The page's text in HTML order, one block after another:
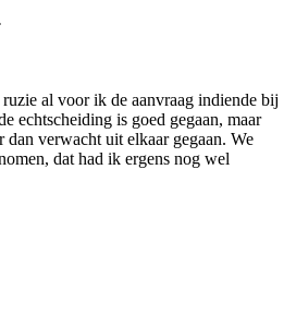
al voor ik de aanvraag indiende bij
echtscheiding is goed gegaan, maar
verwacht uit elkaar gegaan. We
dat had ik ergens nog wel